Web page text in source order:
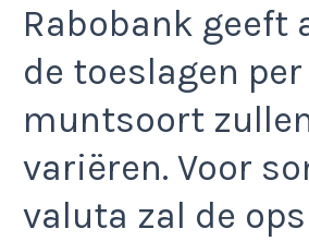
Rabobank geeft
de toeslagen per
muntsoort
variëren. Voor
valuta zal de